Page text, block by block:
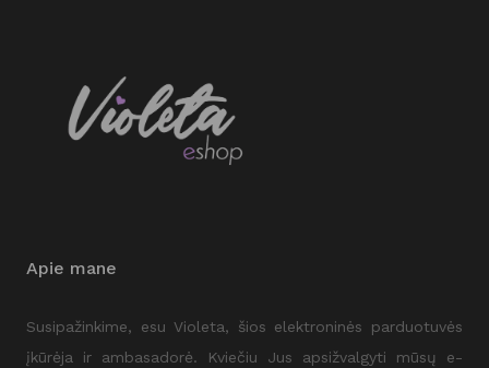
Apie mane
Susipažinkime, esu Violeta, šios elektroninės parduotuvės
įkūrėja ir ambasadorė. Kviečiu Jus apsižvalgyti mūsų e-